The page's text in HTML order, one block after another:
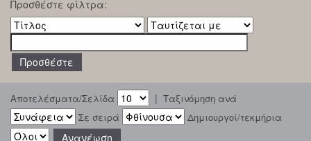
Προσθέστε φίλτρα:
Αποτελέσματα/Σελίδα | Ταξινόμηση ανά
Σε σειρά
Δημιουργοί/τεκμήρια